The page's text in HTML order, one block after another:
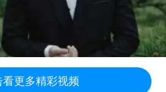
看更多精彩视频